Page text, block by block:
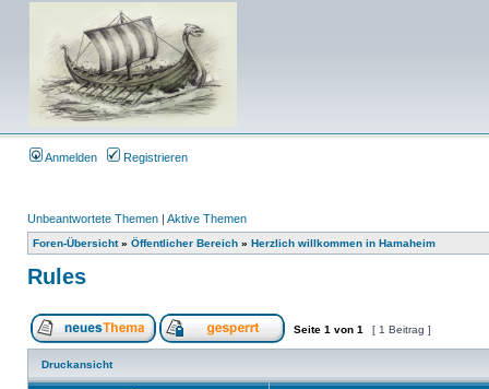
Anmelden Registrieren
Unbeantwortete Themen | Aktive Themen
Foren-Übersicht» Öffentlicher Bereich » Herzlich willkommen in Hamaheim
Rules
Seite 1 von 1 [ 1 Beitrag ]
Druckansicht